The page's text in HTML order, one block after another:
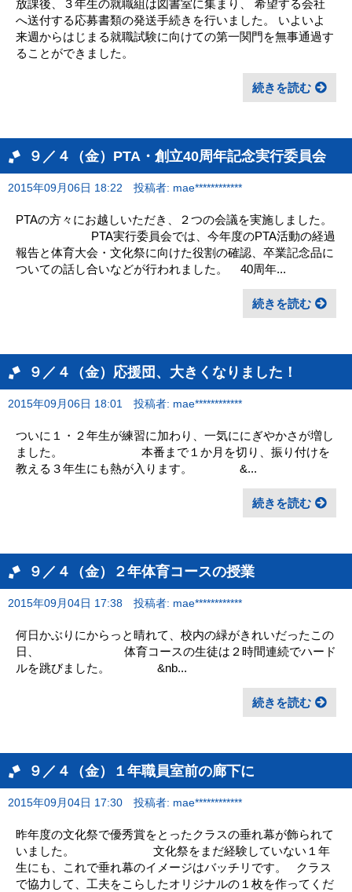
放課後、３年生の就職組は図書室に集まり、 希望する会社
へ送付する応募書類の発送手続きを行いました。 いよいよ
来週からはじまる就職試験に向けての第一関門を無事通過す
ることができました。
続きを読む
９／４（金）PTA・創立40周年記念実行委員会
2015年09月06日 18:22 投稿者: mae************
PTAの方々にお越しいただき、２つの会議を実施しました。
PTA実行委員会では、今年度のPTA活動の経過
報告と体育大会・文化祭に向けた役割の確認、卒業記念品に
ついての話し合いなどが行われました。 40周年...
続きを読む
９／４（金）応援団、大きくなりました！
2015年09月06日 18:01 投稿者: mae************
ついに１・２年生が練習に加わり、一気ににぎやかさが増し
ました。 本番まで１か月を切り、振り付けを
教える３年生にも熱が入ります。 &...
続きを読む
９／４（金）２年体育コースの授業
2015年09月04日 17:38 投稿者: mae************
何日かぶりにからっと晴れて、校内の緑がきれいだったこの
日、 体育コースの生徒は２時間連続でハード
ルを跳びました。 &nb...
続きを読む
９／４（金）１年職員室前の廊下に
2015年09月04日 17:30 投稿者: mae************
昨年度の文化祭で優秀賞をとったクラスの垂れ幕が飾られて
いました。 文化祭をまだ経験していない１年
生にも、これで垂れ幕のイメージはバッチリです。 クラス
で協力して、工夫をこらしたオリジナルの１枚を作ってくだ